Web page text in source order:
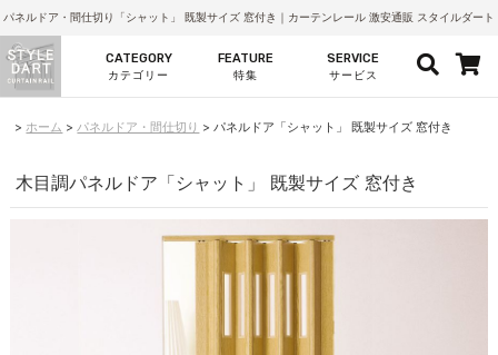
パネルドア・間仕切り「シャット」 既製サイズ 窓付き｜カーテンレール 激安通販 スタイルダート
CATEGORY
カテゴリー
FEATURE
特集
SERVICE
サービス
ホーム パネルドア・間仕切り パネルドア「シャット」 既製サイズ 窓付き
木目調パネルドア「シャット」 既製サイズ 窓付き